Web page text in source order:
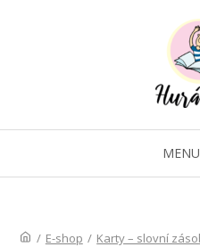
MENU
/ E-shop / Karty – slovní